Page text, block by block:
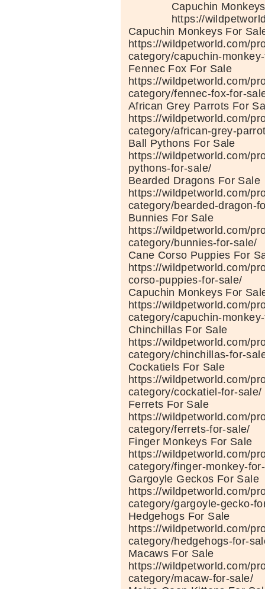
Capuchin
https://
Capuchin Monkeys For
https://wildpetworld.com/
category/capuchin-
Fennec Fox For Sale
https://wildpetworld.com/
category/fennec-fox-for-
African Grey Parrots For
https://wildpetworld.com/
category/african-grey-
Ball Pythons For Sale
https://wildpetworld.com/
pythons-for-sale/
Bearded Dragons For Sale
https://wildpetworld.com/
category/bearded-dragon-
Bunnies For Sale
https://wildpetworld.com/
category/bunnies-for-sale/
Cane Corso Puppies For
https://wildpetworld.com/
corso-puppies-for-sale/
Capuchin Monkeys For
https://wildpetworld.com/
category/capuchin-
Chinchillas For Sale
https://wildpetworld.com/
category/chinchillas-for-
Cockatiels For Sale
https://wildpetworld.com/
category/cockatiel-for-sale/
Ferrets For Sale
https://wildpetworld.com/
category/ferrets-for-sale/
Finger Monkeys For Sale
https://wildpetworld.com/
category/finger-monkey-
Gargoyle Geckos For Sale
https://wildpetworld.com/
category/gargoyle-gecko-
Hedgehogs For Sale
https://wildpetworld.com/
category/hedgehogs-for-
Macaws For Sale
https://wildpetworld.com/
category/macaw-for-sale/